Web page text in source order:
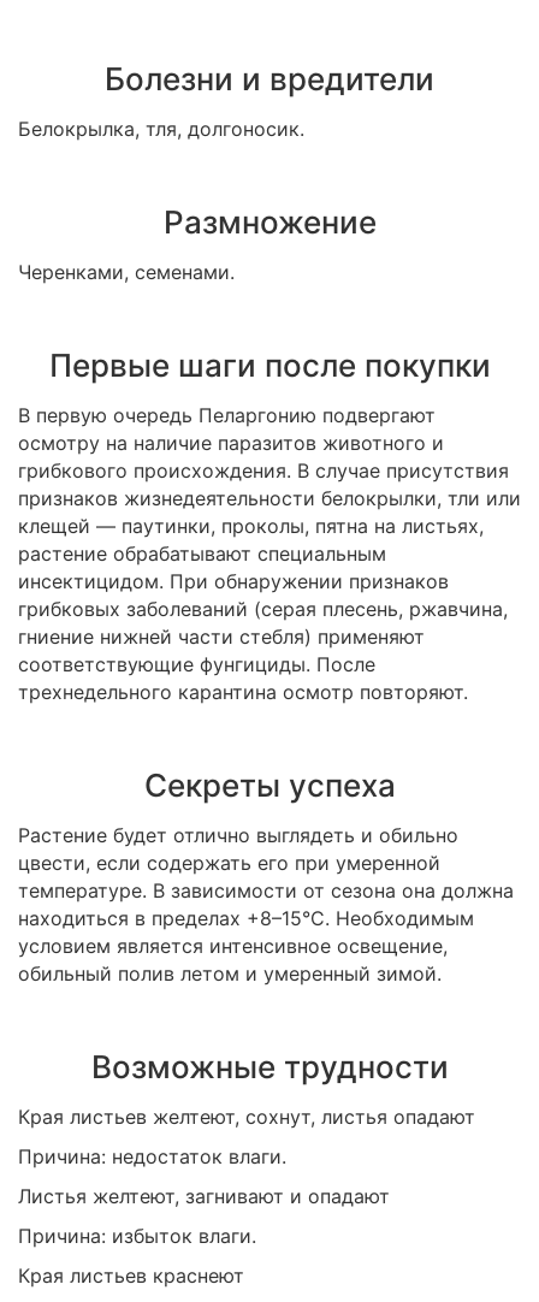
Болезни и вредители
Белокрылка, тля, долгоносик.
Размножение
Черенками, семенами.
Первые шаги после покупки
В первую очередь Пеларгонию подвергают
осмотру на наличие паразитов животного и
грибкового происхождения. В случае присутствия
признаков жизнедеятельности белокрылки, тли или
клещей — паутинки, проколы, пятна на листьях,
растение обрабатывают специальным
инсектицидом. При обнаружении признаков
грибковых заболеваний (серая плесень, ржавчина,
гниение нижней части стебля) применяют
соответствующие фунгициды. После
трехнедельного карантина осмотр повторяют.
Секреты успеха
Растение будет отлично выглядеть и обильно
цвести, если содержать его при умеренной
температуре. В зависимости от сезона она должна
находиться в пределах +8–15°С. Необходимым
условием является интенсивное освещение,
обильный полив летом и умеренный зимой.
Возможные трудности
Края листьев желтеют, сохнут, листья опадают
Причина: недостаток влаги.
Листья желтеют, загнивают и опадают
Причина: избыток влаги.
Края листьев краснеют